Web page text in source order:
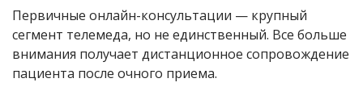
Первичные онлайн-консультации — крупный
сегмент телемеда, но не единственный. Все больше
внимания получает дистанционное сопровождение
пациента после очного приема.